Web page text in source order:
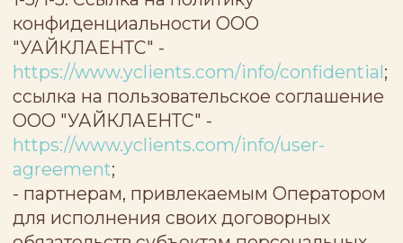
гарантирует обработку моих
персональных данных в соответствии с
действующим законодательством
Российской Федерации как
неавтоматизированным, так и
автоматизированным способами.
6. Настоящее согласие вступает в силу с
момента маркировки соответствующего
поля (проставление галочки в окне (чек-
боксе) подтверждения согласия,
например, с текстом «Я даю согласие на
обработку своих персональных данных»
или другого текста подобного
содержания) и нажатия на